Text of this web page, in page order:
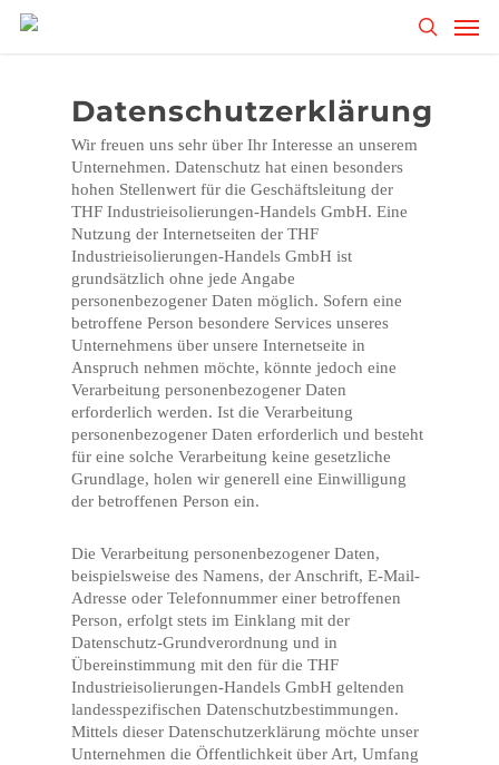
Skip
Datenschutzerklärung
Wir freuen uns sehr über Ihr Interesse an unserem
Unternehmen. Datenschutz hat einen besonders
hohen Stellenwert für die Geschäftsleitung der
THF Industrieisolierungen-Handels GmbH. Eine
Nutzung der Internetseiten der THF
Industrieisolierungen-Handels GmbH ist
grundsätzlich ohne jede Angabe
personenbezogener Daten möglich. Sofern eine
betroffene Person besondere Services unseres
Unternehmens über unsere Internetseite in
Anspruch nehmen möchte, könnte jedoch eine
Verarbeitung personenbezogener Daten
erforderlich werden. Ist die Verarbeitung
personenbezogener Daten erforderlich und besteht
für eine solche Verarbeitung keine gesetzliche
Grundlage, holen wir generell eine Einwilligung
der betroffenen Person ein.
Die Verarbeitung personenbezogener Daten,
beispielsweise des Namens, der Anschrift, E-Mail-
Adresse oder Telefonnummer einer betroffenen
Person, erfolgt stets im Einklang mit der
Datenschutz-Grundverordnung und in
Übereinstimmung mit den für die THF
Industrieisolierungen-Handels GmbH geltenden
landesspezifischen Datenschutzbestimmungen.
Mittels dieser Datenschutzerklärung möchte unser
Unternehmen die Öffentlichkeit über Art, Umfang